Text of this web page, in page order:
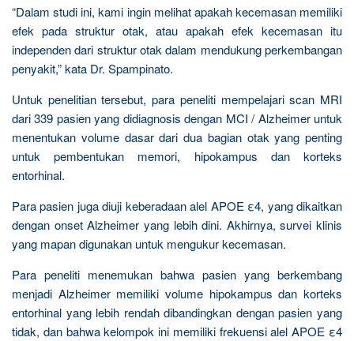
“Dalam studi ini, kami ingin melihat apakah kecemasan memiliki
efek pada struktur otak, atau apakah efek kecemasan itu
independen dari struktur otak dalam mendukung perkembangan
penyakit,” kata Dr. Spampinato.
Untuk penelitian tersebut, para peneliti mempelajari scan MRI
dari 339 pasien yang didiagnosis dengan MCI / Alzheimer untuk
menentukan volume dasar dari dua bagian otak yang penting
untuk pembentukan memori, hipokampus dan korteks
entorhinal.
Para pasien juga diuji keberadaan alel APOE ε4, yang dikaitkan
dengan onset Alzheimer yang lebih dini. Akhirnya, survei klinis
yang mapan digunakan untuk mengukur kecemasan.
Para peneliti menemukan bahwa pasien yang berkembang
menjadi Alzheimer memiliki volume hipokampus dan korteks
entorhinal yang lebih rendah dibandingkan dengan pasien yang
tidak, dan bahwa kelompok ini memiliki frekuensi alel APOE ε4